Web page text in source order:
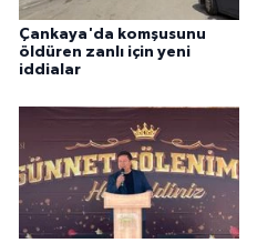
Çankaya'da komşusunu
öldüren zanlı için yeni
iddialar